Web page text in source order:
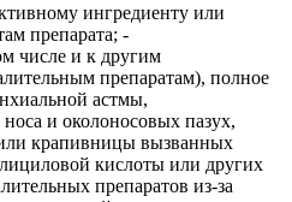
ингредиенту или
препарата; -
числе и к другим
препаратам), полное
астмы,
и околоносовых пазух,
крапивницы вызванных
кислоты или других
препаратов из-за